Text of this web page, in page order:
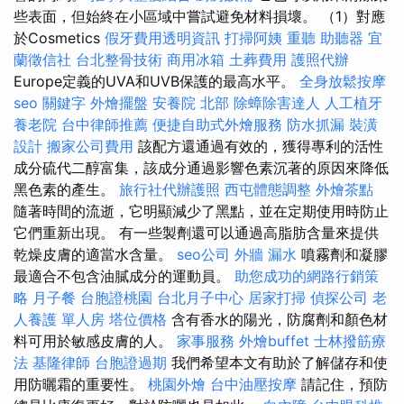
些表面，但始終在小區域中嘗試避免材料損壞。 （1）對應
於Cosmetics 假牙費用透明資訊 打掃阿姨 重聽 助聽器 宜
蘭徵信社 台北整骨技術 商用冰箱 土葬費用 護照代辦
Europe定義的UVA和UVB保護的最高水平。 全身放鬆按摩
seo 關鍵字 外燴擺盤 安養院 北部 除蟑除害達人 人工植牙
養老院 台中律師推薦 便捷自助式外燴服務 防水抓漏 裝潢
設計 搬家公司費用 該配方還通過有效的，獲得專利的活性
成分硫代二醇富集，該成分通過影響色素沉著的原因來降低
黑色素的產生。 旅行社代辦護照 西屯體態調整 外燴茶點
隨著時間的流逝，它明顯減少了黑點，並在定期使用時防止
它們重新出現。 有一些製劑還可以通過高脂肪含量來提供
乾燥皮膚的適當水含量。 seo公司 外牆 漏水 噴霧劑和凝膠
最適合不包含油膩成分的運動員。 助您成功的網路行銷策
略 月子餐 台胞證桃園 台北月子中心 居家打掃 偵探公司 老
人養護 單人房 塔位價格 含有香水的陽光，防腐劑和顏色材
料可用於敏感皮膚的人。 家事服務 外燴buffet 士林撥筋療
法 基隆律師 台胞證過期 我們希望本文有助於了解儲存和使
用防曬霜的重要性。 桃園外燴 台中油壓按摩 請記住，預防